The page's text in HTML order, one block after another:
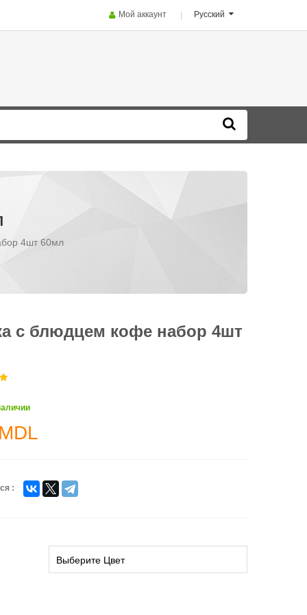
Русский
Мой аккаунт
4шт 60мл
с блюдцем кофе набор 4шт
MDL
: